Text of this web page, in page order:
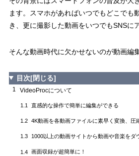
ます。スマホがあればいつでもどこでも
き、更に撮影した動画をいつでもSNSに
そんな動画時代に欠かせないのが動画編
目次[閉じる]
1 VideoProcについて
1.1 直感的な操作で簡単に編集ができる
1.2 4K動画を各動画ファイルに素早く変換、圧
1.3 1000以上の動画サイトから動画や音楽をダ
1.4 画面収録が超簡単に！